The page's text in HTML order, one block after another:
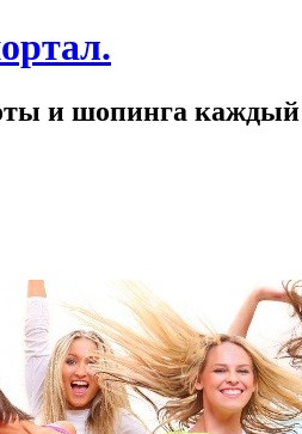
и шопинга каждый